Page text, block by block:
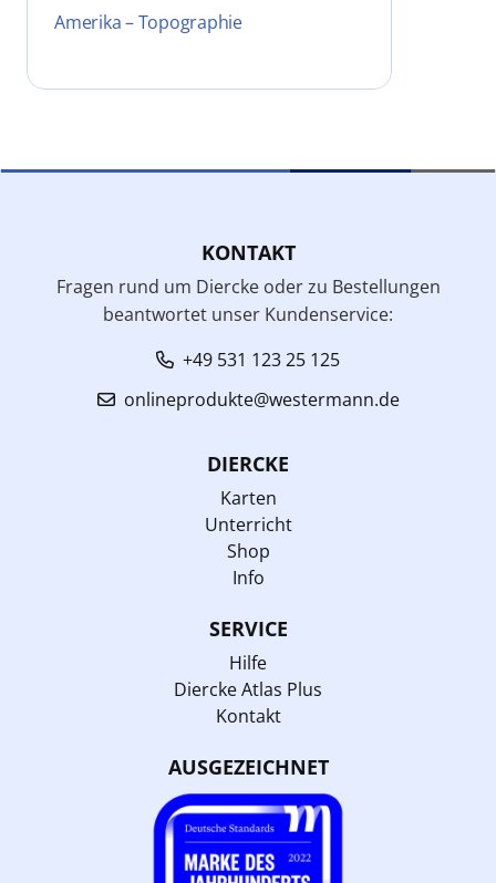
Amerika – Topographie
KONTAKT
Fragen rund um Diercke oder zu Bestellungen
beantwortet unser Kundenservice:
+49 531 123 25 125
onlineprodukte@westermann.de
DIERCKE
Karten
Unterricht
Shop
Info
SERVICE
Hilfe
Diercke Atlas Plus
Kontakt
AUSGEZEICHNET